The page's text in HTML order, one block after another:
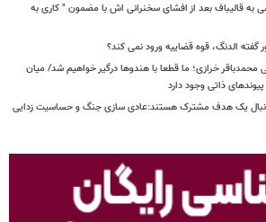
به قالیباف بعد از افشای سخنرانی اش با مضمون " کاری به
الدنگ، قوه قضاییه ورود نمی کند؟
خرازی؛ ما قطعا با هندوها درگیر خواهیم شد/ میان
ذاتی وجود دارد
دنبال یک هدف مشترک هستند:عادی سازی جنگ و حساسیت زدایی